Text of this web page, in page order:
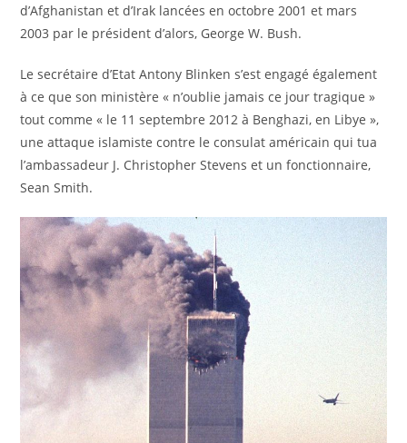
d’Afghanistan et d’Irak lancées en octobre 2001 et mars
2003 par le président d’alors, George W. Bush.
Le secrétaire d’Etat Antony Blinken s’est engagé également
à ce que son ministère « n’oublie jamais ce jour tragique »
tout comme « le 11 septembre 2012 à Benghazi, en Libye »,
une attaque islamiste contre le consulat américain qui tua
l’ambassadeur J. Christopher Stevens et un fonctionnaire,
Sean Smith.